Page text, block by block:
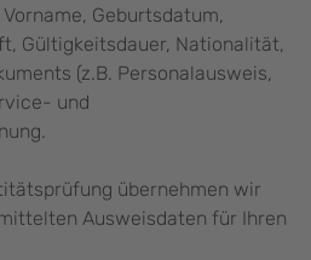
Geburtsdatum,
Gültigkeitsdauer, Nationalität,
(z.B. Personalausweis,
und
übernehmen wir
Ausweisdaten für Ihren